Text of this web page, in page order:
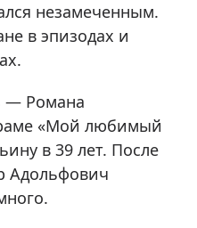
незамеченным.
в эпизодах и
— Романа
«Мой любимый
в 39 лет. После
Адольфович